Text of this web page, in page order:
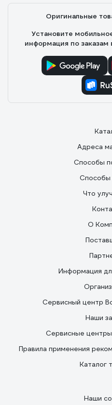
Оригинальные
Установите
информация по заказам
Адреса
Способы
Способы
Что
О
Информация
Сервисный центр
Наши
Сервисные
Правила применения
Каталог
Наши